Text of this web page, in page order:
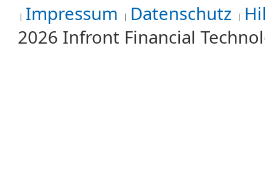
Impressum
Datenschutz
2026 Infront Financial